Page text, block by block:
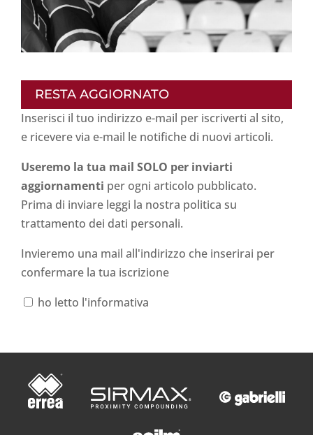
RESTA AGGIORNATO
Inserisci il tuo indirizzo e-mail per iscriverti al sito,
e ricevere via e-mail le notifiche di nuovi articoli.
Useremo la tua mail SOLO per inviarti
aggiornamenti per ogni articolo pubblicato.
Prima di inviare leggi la nostra politica su
trattamento dei dati personali.
Invieremo una mail all'indirizzo che inserirai per
confermare la tua iscrizione
ho letto l'informativa